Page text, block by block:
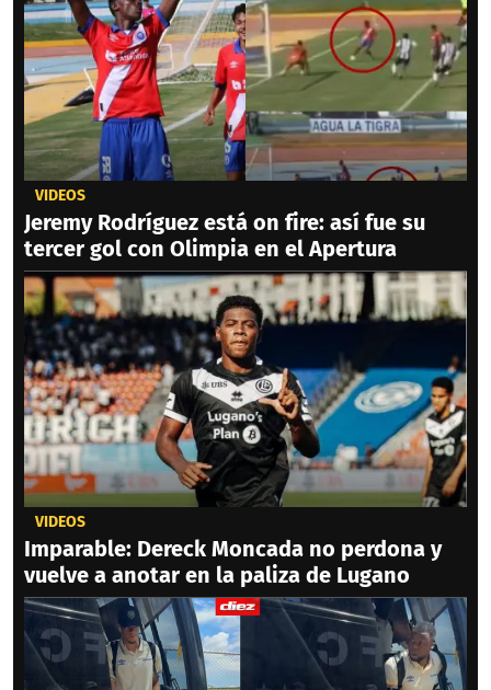
VIDEOS
Jeremy Rodríguez está on fire: así fue su
tercer gol con Olimpia en el Apertura
VIDEOS
Imparable: Dereck Moncada no perdona y
vuelve a anotar en la paliza de Lugano